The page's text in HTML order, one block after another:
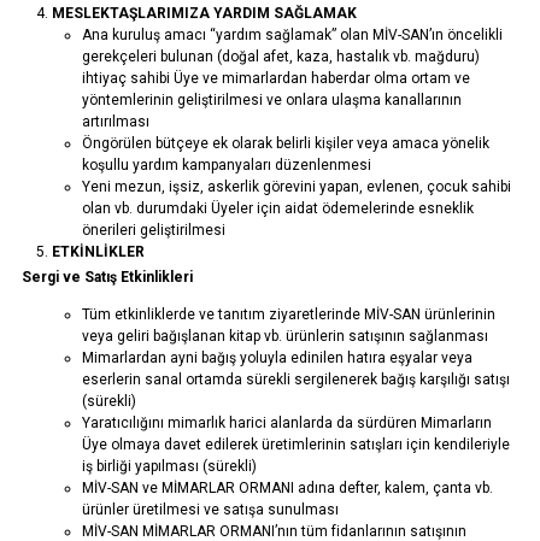
MESLEKTAŞLARIMIZA YARDIM SAĞLAMAK
Ana kuruluş amacı “yardım sağlamak” olan MİV-SAN’ın öncelikli
gerekçeleri bulunan (doğal afet, kaza, hastalık vb. mağduru)
ihtiyaç sahibi Üye ve mimarlardan haberdar olma ortam ve
yöntemlerinin geliştirilmesi ve onlara ulaşma kanallarının
artırılması
Öngörülen bütçeye ek olarak belirli kişiler veya amaca yönelik
koşullu yardım kampanyaları düzenlenmesi
Yeni mezun, işsiz, askerlik görevini yapan, evlenen, çocuk sahibi
olan vb. durumdaki Üyeler için aidat ödemelerinde esneklik
önerileri geliştirilmesi
ETKİNLİKLER
Sergi ve Satış Etkinlikleri
Tüm etkinliklerde ve tanıtım ziyaretlerinde MİV-SAN ürünlerinin
veya geliri bağışlanan kitap vb. ürünlerin satışının sağlanması
Mimarlardan ayni bağış yoluyla edinilen hatıra eşyalar veya
eserlerin sanal ortamda sürekli sergilenerek bağış karşılığı satışı
(sürekli)
Yaratıcılığını mimarlık harici alanlarda da sürdüren Mimarların
Üye olmaya davet edilerek üretimlerinin satışları için kendileriyle
iş birliği yapılması (sürekli)
MİV-SAN ve MİMARLAR ORMANI adına defter, kalem, çanta vb.
ürünler üretilmesi ve satışa sunulması
MİV-SAN MİMARLAR ORMANI’nın tüm fidanlarının satışının